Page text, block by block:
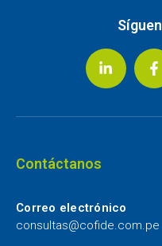
Contáctanos
Correo electrónico
consultas@cofide.com.pe